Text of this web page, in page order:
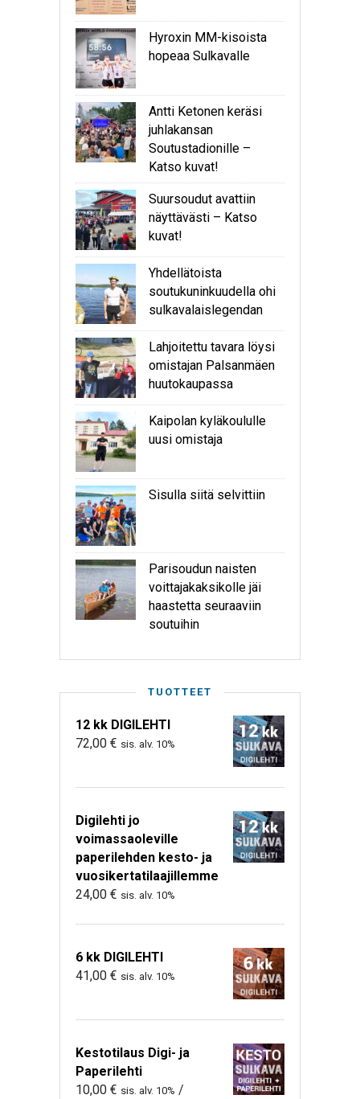
Hyroxin MM-kisoista
hopeaa Sulkavalle
Antti Ketonen keräsi
juhlakansan
Soutustadionille –
Katso kuvat!
Suursoudut avattiin
näyttävästi – Katso
kuvat!
Yhdellätoista
soutukuninkuudella ohi
sulkavalaislegendan
Lahjoitettu tavara löysi
omistajan Palsanmäen
huutokaupassa
Kaipolan kyläkoululle
uusi omistaja
Sisulla siitä selvittiin
Parisoudun naisten
voittajakaksikolle jäi
haastetta seuraaviin
soutuihin
TUOTTEET
12 kk DIGILEHTI
72,00 € sis. alv. 10%
Digilehti jo
voimassaoleville
paperilehden kesto- ja
vuosikertatilaajillemme
24,00 € sis. alv. 10%
6 kk DIGILEHTI
41,00 € sis. alv. 10%
Kestotilaus Digi- ja
Paperilehti
10,00 € sis. alv. 10% /